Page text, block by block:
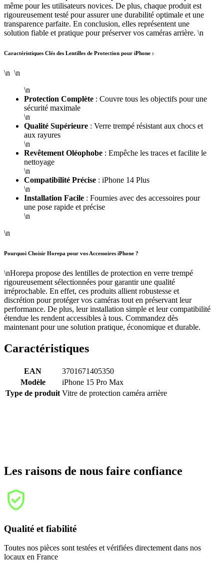
même pour les utilisateurs novices. De plus, chaque produit est
rigoureusement testé pour assurer une durabilité optimale et une
transparence parfaite. En conclusion, elles représentent une
solution fiable et pratique pour préserver vos caméras arrière. \n
Caractéristiques Clés des Lentilles de Protection pour iPhone :
\n \n
\n
Protection Complète : Couvre tous les objectifs pour une
sécurité maximale
\n
Qualité Supérieure : Verre trempé résistant aux chocs et
aux rayures
\n
Revêtement Oléophobe : Empêche les traces et facilite le
nettoyage
\n
Compatibilité Précise : iPhone 14 Plus
\n
Installation Facile : Fournies avec des accessoires pour
une pose rapide et précise
\n
\n
Pourquoi Choisir Horepa pour vos Accessoires iPhone ?
\nHorepa propose des lentilles de protection en verre trempé
rigoureusement sélectionnées pour garantir une qualité
irréprochable. En effet, ces produits allient robustesse et
discrétion pour protéger vos caméras tout en préservant leur
performance. De plus, leur installation simple et leur compatibilité
étendue les rendent accessibles à tous. Commandez dès
maintenant pour une solution pratique, économique et durable.
Caractéristiques
EAN
3701671405350
Modèle
iPhone 15 Pro Max
Type de produit Vitre de protection caméra arrière
Les raisons de nous faire confiance
Qualité et fiabilité
Toutes nos pièces sont testées et vérifiées directement dans nos
locaux en France